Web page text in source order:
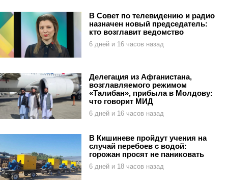
В Совет по телевидению и радио
назначен новый председатель:
кто возглавит ведомство
6 дней и 16 часов назад
Делегация из Афганистана,
возглавляемого режимом
«Талибан», прибыла в Молдову:
что говорит МИД
6 дней и 16 часов назад
В Кишиневе пройдут учения на
случай перебоев с водой:
горожан просят не паниковать
6 дней и 18 часов назад